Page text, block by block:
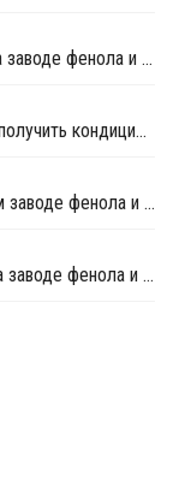
PTT получила кондиционную продукцию на заводе фенола и ацетона в Таиланде после перезапуска
PTT в течение нескольких дней намерена получить кондиционную продукцию на заводе фенола и ацетона в Таиланде
PTT снизила загрузку мощностей на новом заводе фенола и ацетона в Таиланде, второй завод остается закрытым
PTT Phenol довела загрузку мощностей на заводе фенола и ацетона в Таиланде до 80-90% после перезапуска